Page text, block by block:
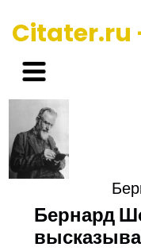
Citater.ru
Бернард